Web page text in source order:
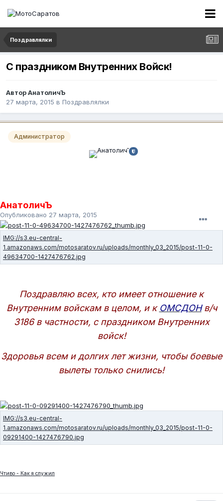
Поздравлялки
С праздником Внутренних Войск!
АвторАнатоличЪ
27 марта, 2015 в Поздравлялки
Администратор
АнатоличЪ
Опубликовано 27 марта, 2015
Поздравляю всех, кто имеет отношение к
Внутренним войскам в целом, и к ОМСДОНв/ч
3186 в частности, с праздником Внутренних
войск!
Здоровья всем и долгих лет жизни, чтобы боевые
вылеты только снились!
Чтиво - Как я служил